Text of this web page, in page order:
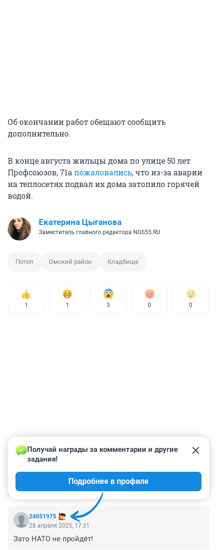
Об окончании работ обещают сообщить
дополнительно.
В конце августа жильцы дома по улице 50 лет
Профсоюзов, 71апожаловались, что из-за аварии
на теплосетях подвал их дома затопило горячей
водой.
Екатерина Цыганова
Заместитель главного редактора NGS55.RU
Потоп Омский район Кладбище
1 1 3 0 0
КОММЕНТАРИИ 12
24051975
Получай награды за комментарии и другие
задания!
Подробнее в профиле
28 апреля 2025, 17:31
Зато НАТО не пройдёт!